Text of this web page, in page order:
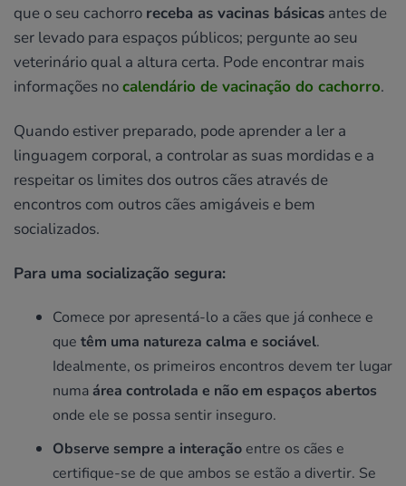
que o seu cachorro receba as vacinas básicasantes de
ser levado para espaços públicos; pergunte ao seu
veterinário qual a altura certa. Pode encontrar mais
informações nocalendário de vacinação do cachorro.
Quando estiver preparado, pode aprender a ler a
linguagem corporal, a controlar as suas mordidas e a
respeitar os limites dos outros cães através de
encontros com outros cães amigáveis e bem
socializados.
Para uma socialização segura:
Comece por apresentá-lo a cães que já conhece e
quetêm uma natureza calma e sociável.
Idealmente, os primeiros encontros devem ter lugar
numaárea controlada e não em espaços abertos
onde ele se possa sentir inseguro.
Observe sempre a interação entre os cães e
certifique-se de que ambos se estão a divertir. Se